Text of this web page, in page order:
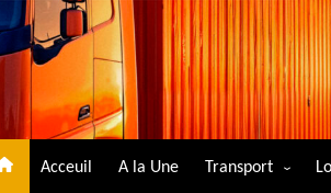
Acceuil A la Une Transport